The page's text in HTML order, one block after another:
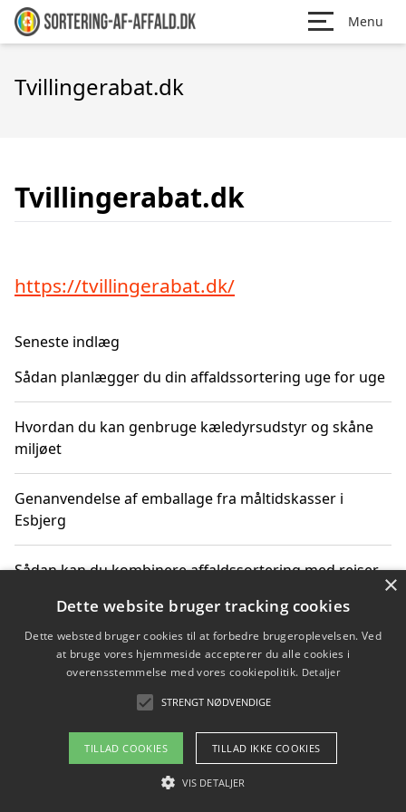
Menu
Tvillingerabat.dk
Tvillingerabat.dk
https://tvillingerabat.dk/
Seneste indlæg
Sådan planlægger du din affaldssortering uge for uge
Hvordan du kan genbruge kæledyrsudstyr og skåne
miljøet
Genanvendelse af emballage fra måltidskasser i
Esbjerg
Sådan kan du kombinere affaldssortering med rejser
Hvordan affaldssortering kan bidrage til co2 reduktion
Om / kontakt
Blog Betingelser
×
Dette website bruger tracking cookies
Dette websted bruger cookies til at forbedre brugeroplevelsen. Ved
at bruge vores hjemmeside accepterer du alle cookies i
overensstemmelse med vores cookiepolitik. Detaljer
STRENGT NØDVENDIGE
TILLAD COOKIES TILLAD IKKE COOKIES
VIS DETALJER